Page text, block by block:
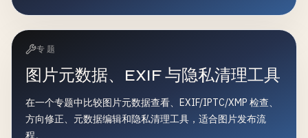
专题
图片元数据、EXIF 与隐私清理工具
在一个专题中比较图片元数据查看、EXIF/IPTC/XMP 检查、
方向修正、元数据编辑和隐私清理工具，适合图片发布流
程。